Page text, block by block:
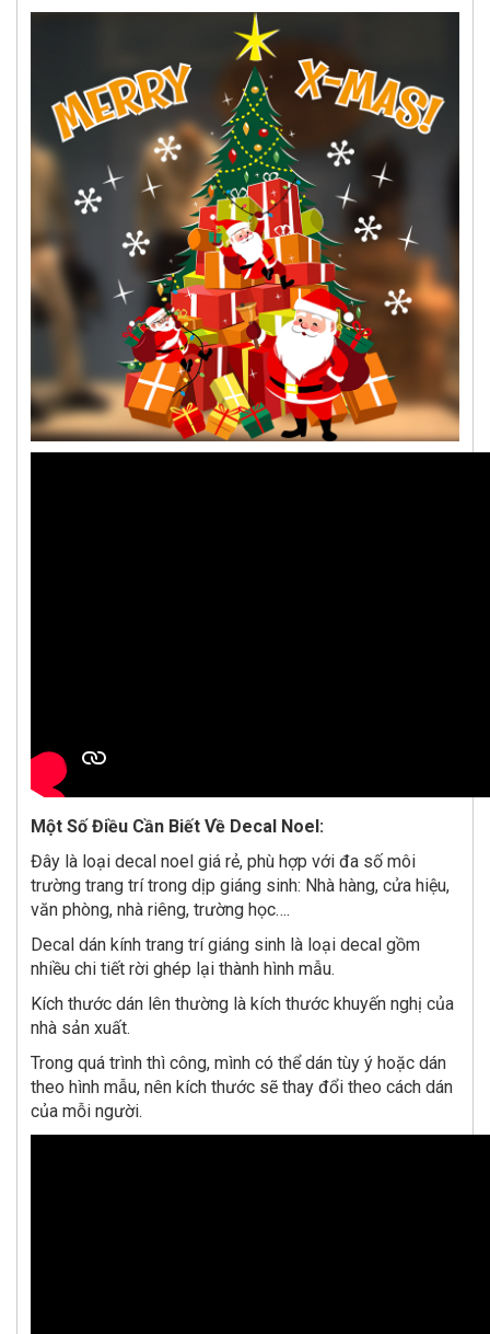
Một Số Điều Cần Biết Về Decal Noel:
Đây là loại decal noel giá rẻ, phù hợp với đa số môi
trường trang trí trong dịp giáng sinh: Nhà hàng, cửa hiệu,
văn phòng, nhà riêng, trường học….
Decal dán kính trang trí giáng sinh là loại decal gồm
nhiều chi tiết rời ghép lại thành hình mẫu.
Kích thước dán lên thường là kích thước khuyến nghị của
nhà sản xuất.
Trong quá trình thì công, mình có thể dán tùy ý hoặc dán
theo hình mẫu, nên kích thước sẽ thay đổi theo cách dán
của mỗi người.